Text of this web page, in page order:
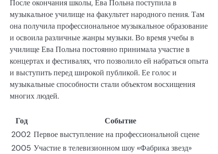
После окончания школы, Ева Польна поступила в
музыкальное училище на факультет народного пения. Там
она получила профессиональное музыкальное образование
и освоила различные жанры музыки. Во время учебы в
училище Ева Польна постоянно принимала участие в
концертах и фестивалях, что позволило ей набраться опыта
и выступить перед широкой публикой. Ее голос и
музыкальные способности стали объектом восхищения
многих людей.
Год
Событие
2002 Первое выступление на профессиональной сцене
2005 Участие в телевизионном шоу «Фабрика звезд»